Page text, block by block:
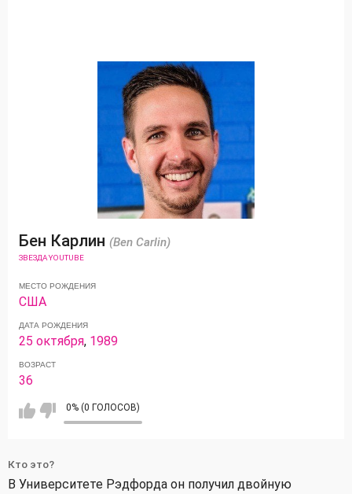
Бен Карлин (Ben Carlin)
ЗВЕЗДА YOUTUBE
МЕСТО РОЖДЕНИЯ
США
ДАТА РОЖДЕНИЯ
25 октября, 1989
ВОЗРАСТ
36
0% (0 ГОЛОСОВ)
Кто это?
В Университете Рэдфорда он получил двойную